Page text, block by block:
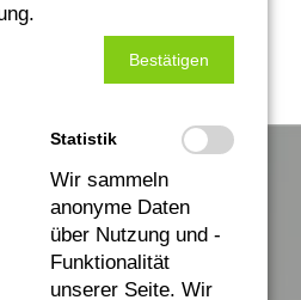
oder
dürfen
Bestätigen
Statistik
Wir sammeln
anonyme Daten
über Nutzung und -
Funktionalität
unserer Seite. Wir